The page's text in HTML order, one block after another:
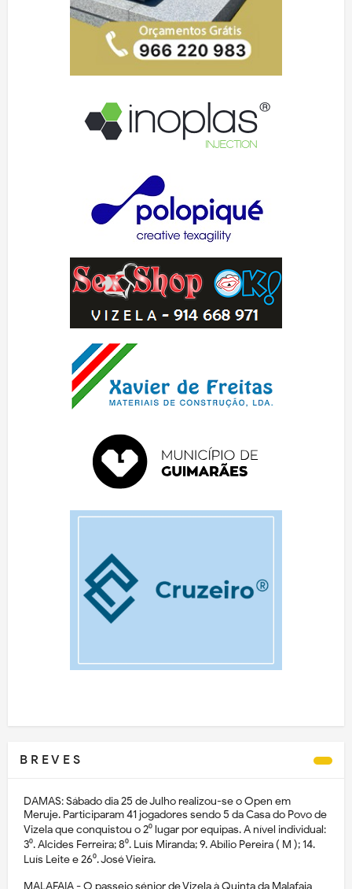
B R E V E S
DAMAS: Sábado dia 25 de Julho realizou-se o Open em
Meruje. Participaram 41 jogadores sendo 5 da Casa do Povo de
Vizela que conquistou o 2⁰ lugar por equipas. A nível individual:
3⁰. Alcides Ferreira; 8⁰. Luís Miranda; 9. Abílio Pereira ( M ); 14.
Luís Leite e 26⁰. José Vieira.
MALAFAIA - O passeio sénior de Vizela à Quinta da Malafaia